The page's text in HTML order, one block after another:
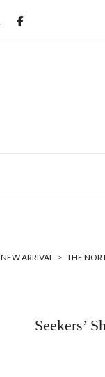
NEW ARRIVAL > THE
Seekers’